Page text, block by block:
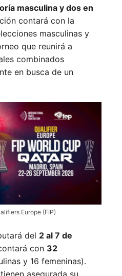
masculina y dos en
contará con la
masculinas y
que reunirá a
combinados
en busca de un
Europe (FIP)
del 2 al 7 de
con 32
y 16 femeninas).